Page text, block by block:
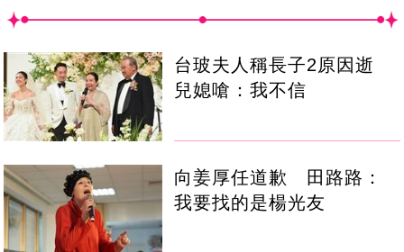
台玻夫人稱長子2原因逝
兒媳嗆：我不信
向姜厚任道歉 田路路：
我要找的是楊光友